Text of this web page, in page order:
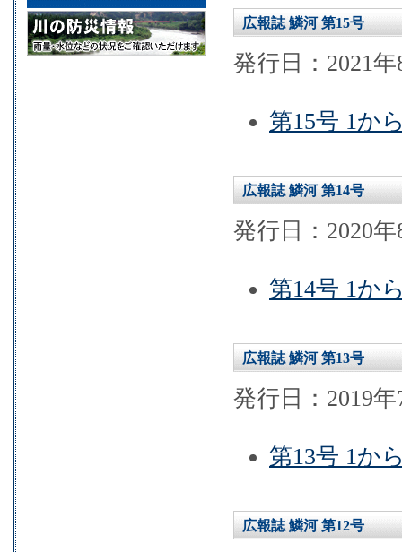
広報誌 鱗河 第15号
発行日：2021年
第15号 1か
広報誌 鱗河 第14号
発行日：2020年
第14号 1か
広報誌 鱗河 第13号
発行日：2019年
第13号 1か
広報誌 鱗河 第12号